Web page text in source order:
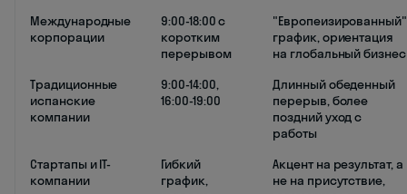
Международные
корпорации
9:00-18:00 с
коротким
перерывом
"Европеизированный"
график, ориентация
на глобальный бизнес
Традиционные
испанские
компании
9:00-14:00,
16:00-19:00
Длинный обеденный
перерыв, более
поздний уход с
работы
Стартапы и IT-
компании
Гибкий
график,
Акцент на результат, а
не на присутствие,